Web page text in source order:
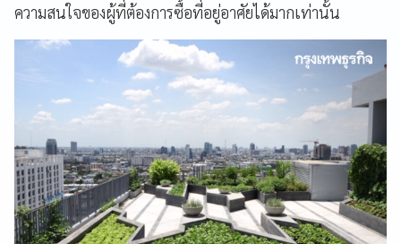
ความสนใจของผู้ที่ต้องการซื้อที่อยู่อาศัยได้มากเท่านั้น